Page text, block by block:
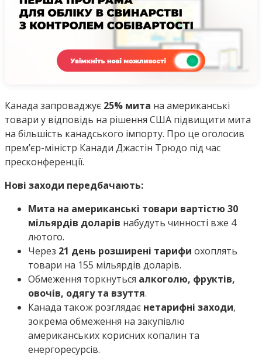
Канада запроваджує 25% мита на американські
товари у відповідь на рішення США підвищити мита
на більшість канадського імпорту. Про це оголосив
прем’єр-міністр Канади Джастін Трюдо під час
пресконференції.
Нові заходи передбачають:
Мита на американські товари вартістю 30
мільярдів доларів набудуть чинності вже 4
лютого.
Через 21 день розширені тарифи охоплять
товари на 155 мільярдів доларів.
Обмеження торкнуться алкоголю, фруктів,
овочів, одягу та взуття.
Канада також розглядає нетарифні заходи,
зокрема обмеження на закупівлю
американських корисних копалин та
енергоресурсів.